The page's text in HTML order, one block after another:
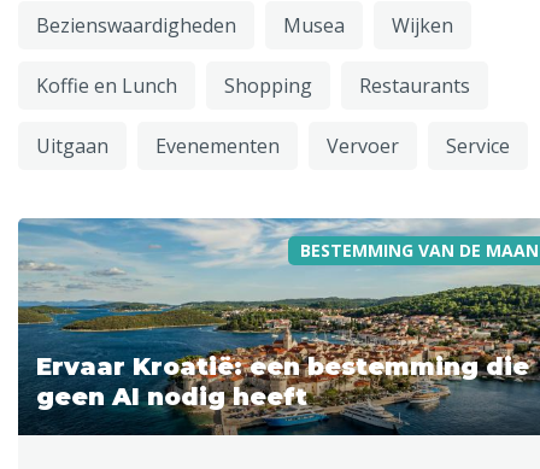
Bezienswaardigheden Musea Wijken
Koffie en Lunch Shopping Restaurants
Uitgaan Evenementen Vervoer Service
BESTEMMING VAN DE
Ervaar Kroatië: een bestemming die
geen AI nodig heeft